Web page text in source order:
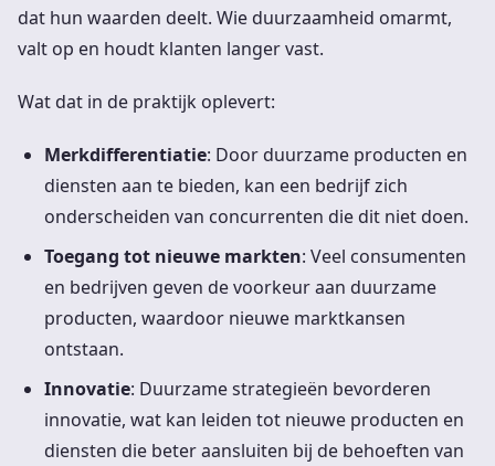
dat hun waarden deelt. Wie duurzaamheid omarmt,
valt op en houdt klanten langer vast.
Wat dat in de praktijk oplevert:
Merkdifferentiatie: Door duurzame producten en
diensten aan te bieden, kan een bedrijf zich
onderscheiden van concurrenten die dit niet doen.
Toegang tot nieuwe markten: Veel consumenten
en bedrijven geven de voorkeur aan duurzame
producten, waardoor nieuwe marktkansen
ontstaan.
Innovatie: Duurzame strategieën bevorderen
innovatie, wat kan leiden tot nieuwe producten en
diensten die beter aansluiten bij de behoeften van